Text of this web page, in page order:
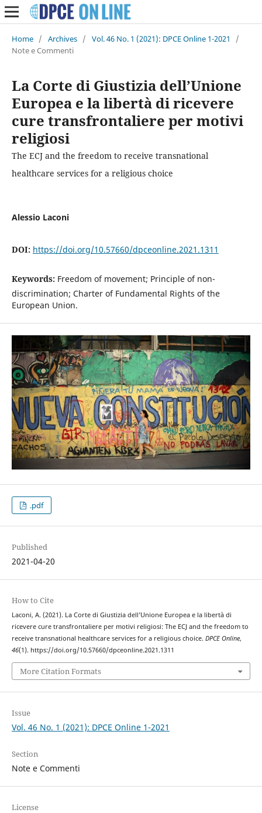
Home / Archives / Vol. 46 No. 1 (2021): DPCE Online 1-2021
/
Note e Commenti
La Corte di Giustizia dell’Unione
Europea e la libertà di ricevere
cure transfrontaliere per motivi
religiosi
The ECJ and the freedom to receive transnational
healthcare services for a religious choice
Alessio Laconi
DOI: https://doi.org/10.57660/dpceonline.2021.1311
Keywords: Freedom of movement; Principle of non-
discrimination; Charter of Fundamental Rights of the
European Union.
.pdf
Published
2021-04-20
How to Cite
Laconi, A. (2021). La Corte di Giustizia dell’Unione Europea e la libertà di
ricevere cure transfrontaliere per motivi religiosi: The ECJ and the freedom to
receive transnational healthcare services for a religious choice. DPCE Online,
46(1). https://doi.org/10.57660/dpceonline.2021.1311
More Citation Formats
Issue
Vol. 46 No. 1 (2021): DPCE Online 1-2021
Section
Note e Commenti
License